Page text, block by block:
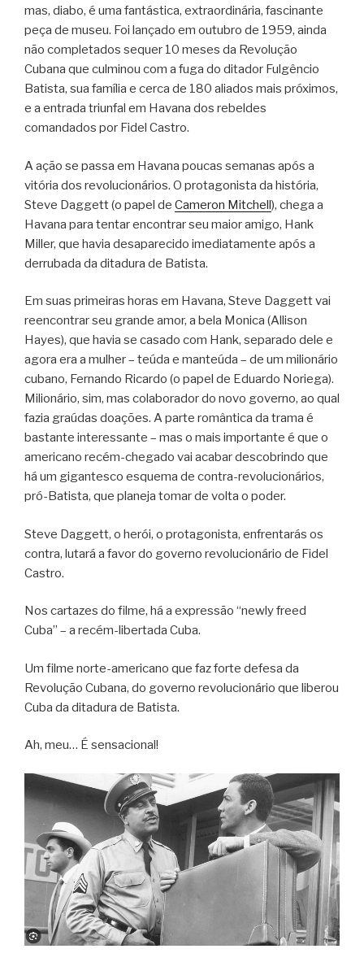
mas, diabo, é uma fantástica, extraordinária, fascinante
peça de museu. Foi lançado em outubro de 1959, ainda
não completados sequer 10 meses da Revolução
Cubana que culminou com a fuga do ditador Fulgêncio
Batista, sua família e cerca de 180 aliados mais próximos,
e a entrada triunfal em Havana dos rebeldes
comandados por Fidel Castro.
A ação se passa em Havana poucas semanas após a
vitória dos revolucionários. O protagonista da história,
Steve Daggett (o papel de Cameron Mitchell), chega a
Havana para tentar encontrar seu maior amigo, Hank
Miller, que havia desaparecido imediatamente após a
derrubada da ditadura de Batista.
Em suas primeiras horas em Havana, Steve Daggett vai
reencontrar seu grande amor, a bela Monica (Allison
Hayes), que havia se casado com Hank, separado dele e
agora era a mulher – teúda e manteúda – de um milionário
cubano, Fernando Ricardo (o papel de Eduardo Noriega).
Milionário, sim, mas colaborador do novo governo, ao qual
fazia graúdas doações. A parte romântica da trama é
bastante interessante – mas o mais importante é que o
americano recém-chegado vai acabar descobrindo que
há um gigantesco esquema de contra-revolucionários,
pró-Batista, que planeja tomar de volta o poder.
Steve Daggett, o herói, o protagonista, enfrentarás os
contra, lutará a favor do governo revolucionário de Fidel
Castro.
Nos cartazes do filme, há a expressão “newly freed
Cuba” – a recém-libertada Cuba.
Um filme norte-americano que faz forte defesa da
Revolução Cubana, do governo revolucionário que liberou
Cuba da ditadura de Batista.
Ah, meu… É sensacional!